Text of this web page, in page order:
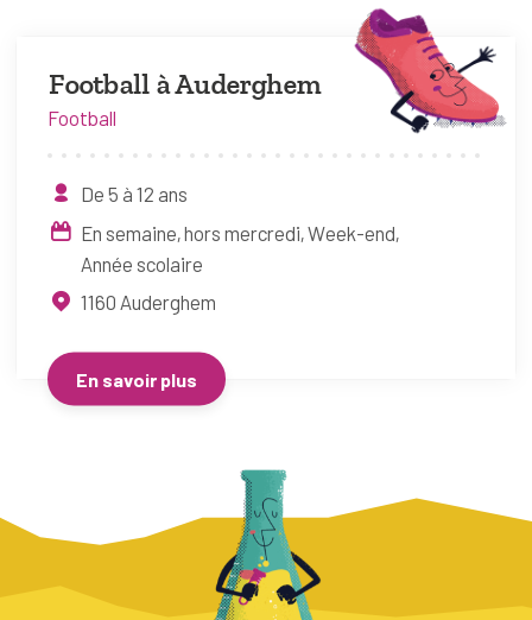
Football à Auderghem
Football
De 5 à 12 ans
En semaine, hors mercredi Week-end
Année scolaire
1160 Auderghem
En savoir plus